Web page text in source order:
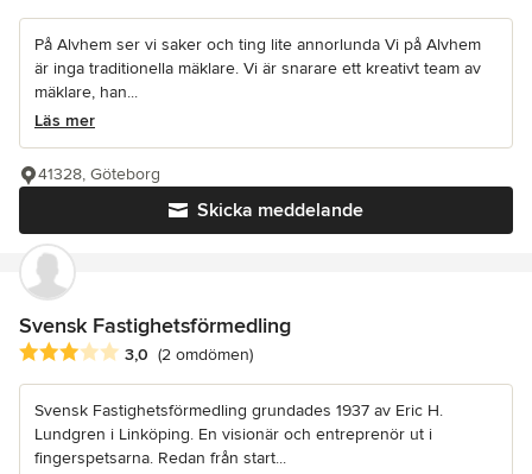
På Alvhem ser vi saker och ting lite annorlunda Vi på Alvhem
är inga traditionella mäklare. Vi är snarare ett kreativt team av
mäklare, han...
Läs mer
Skicka meddelande
41328, Göteborg
Svensk Fastighetsförmedling
Genomsnittligt omdöme: 3 av 5 stjärnor
3,0 (2 omdömen)
Svensk Fastighetsförmedling grundades 1937 av Eric H.
Lundgren i Linköping. En visionär och entreprenör ut i
fingerspetsarna. Redan från start...